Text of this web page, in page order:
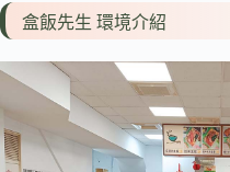
盒飯先生 環境介紹